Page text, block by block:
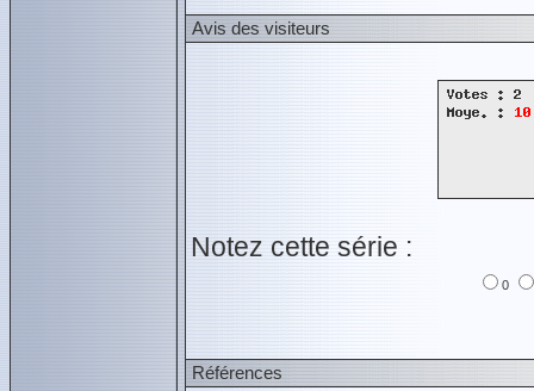
Avis des visiteurs
Notez cette série :
0
Références